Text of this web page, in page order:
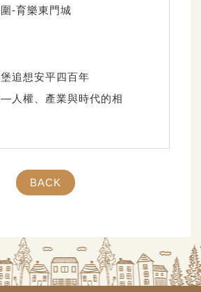
-育樂東門城
追想安平四百年
人權、產業與時代的相
BACK